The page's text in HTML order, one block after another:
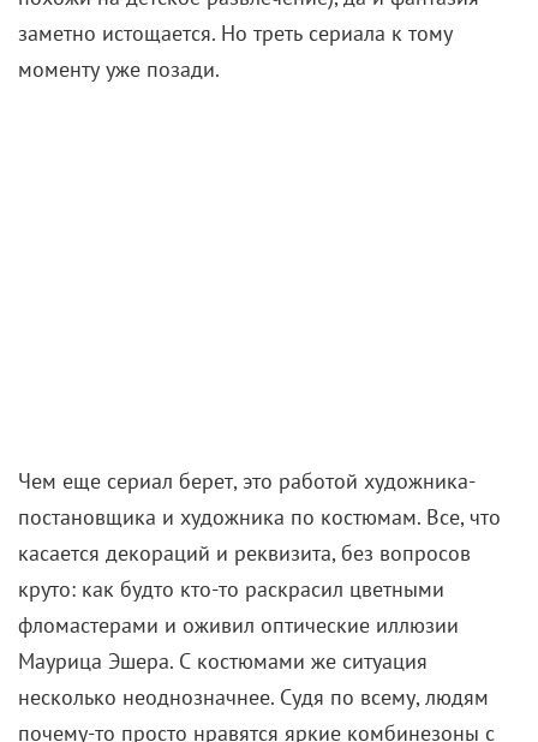
нежную шею Мины.